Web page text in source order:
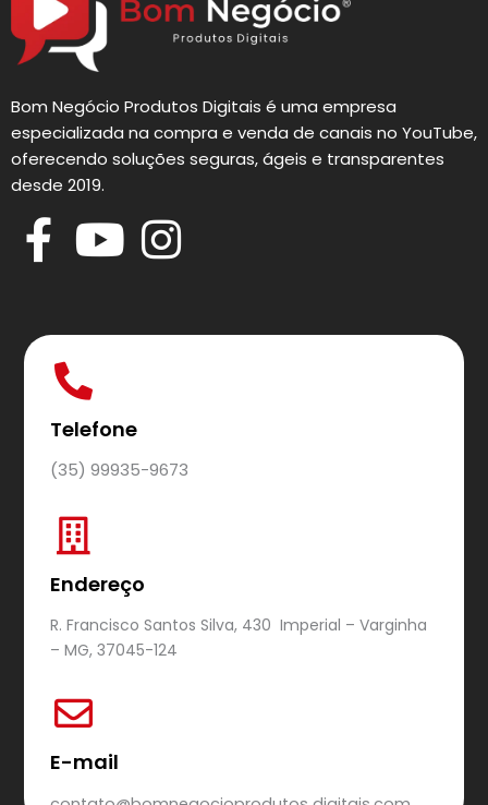
Bom Negócio Produtos Digitais é uma empresa
especializada na compra e venda de canais no YouTube,
oferecendo soluções seguras, ágeis e transparentes
desde 2019.
Telefone
(35) 99935-9673
Endereço
R. Francisco Santos Silva, 430 Imperial – Varginha
– MG, 37045-124
E-mail